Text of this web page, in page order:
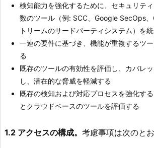
検知能力を強化するために、セキュリテ
数のツール（例: SCC、Google SecOps
トリームのサードパーティシステム）を
一連の要件に基づき、機能が重複するツ
る
既存のツールの有効性を評価し、カバレ
し、潜在的な脅威を軽減する
既存の検知および対応プロセスを強化す
とクラウドベースのツールを評価する
1.2 アクセスの構成。 考慮事項は次のとお